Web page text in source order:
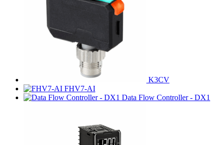
K3CV
FHV7-AI
Data Flow Controller - DX1